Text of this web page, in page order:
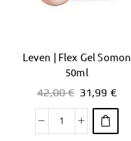
Leven | Flex Gel Somon
50ml
42,00€ 31,99 €